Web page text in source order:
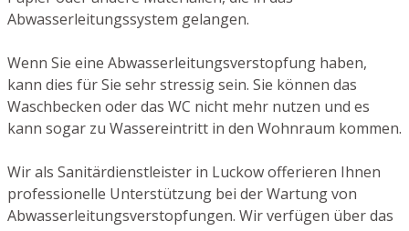
Abwasserleitungssystem gelangen.
Wenn Sie eine Abwasserleitungsverstopfung haben,
kann dies für Sie sehr stressig sein. Sie können das
Waschbecken oder das WC nicht mehr nutzen und es
kann sogar zu Wassereintritt in den Wohnraum kommen.
Wir als Sanitärdienstleister in Luckow offerieren Ihnen
professionelle Unterstützung bei der Wartung von
Abwasserleitungsverstopfungen. Wir verfügen über das